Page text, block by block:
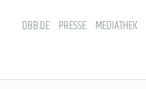
DBB.DE PRESSE MEDIATHEK